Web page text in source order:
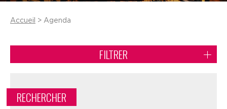
Accueil > Agenda
FILTRER
RECHERCHER